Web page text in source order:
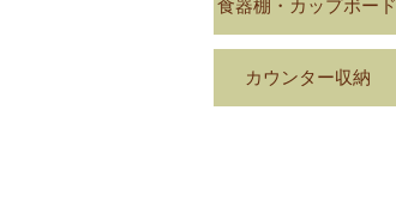
食器棚・カップボード
カウンター収納